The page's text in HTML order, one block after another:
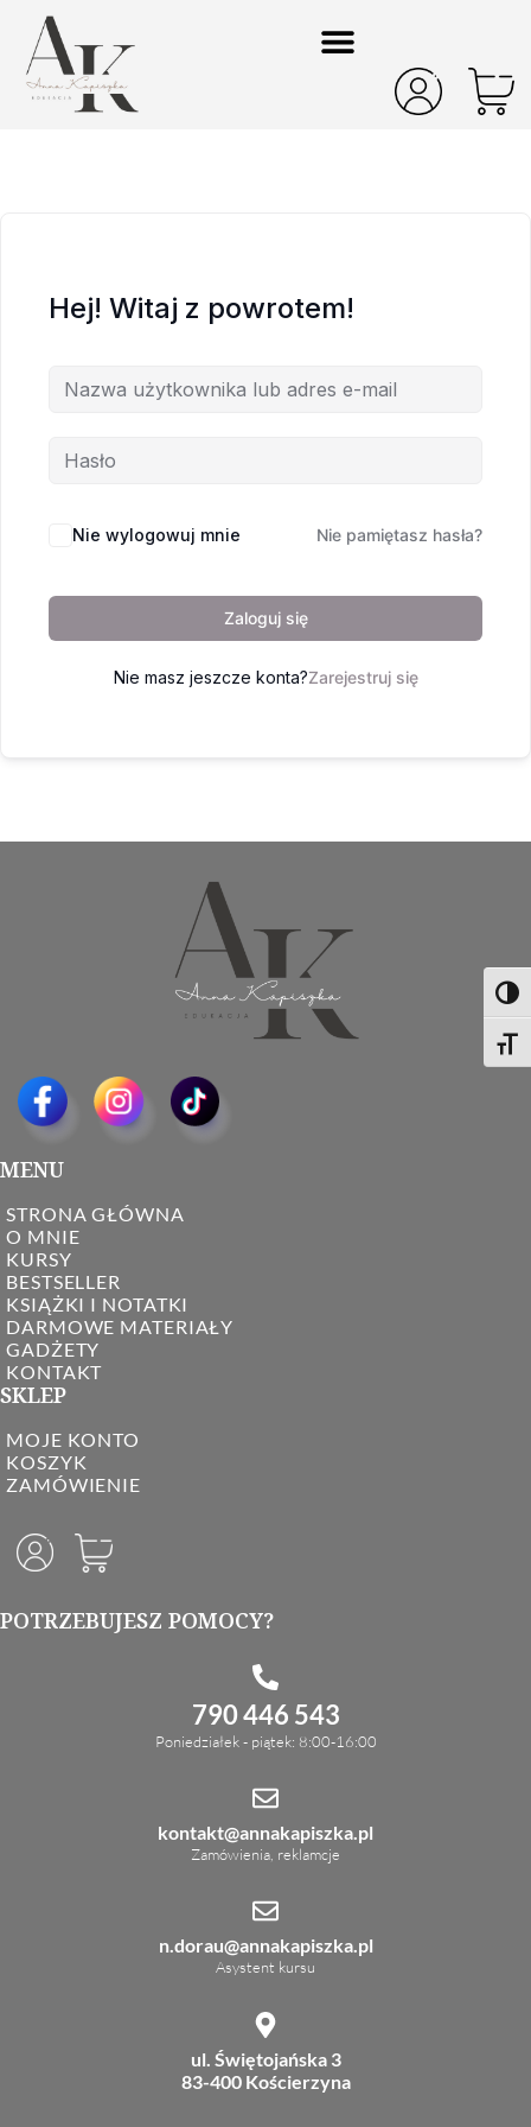
Hej! Witaj z powrotem!
Nie wylogowuj mnie Nie pamiętasz hasła?
Zaloguj się
Nie masz jeszcze konta?Zarejestruj się
MENU
STRONA GŁÓWNA
O MNIE
KURSY
BESTSELLER
KSIĄŻKI I NOTATKI
DARMOWE MATERIAŁY
GADŻETY
KONTAKT
SKLEP
MOJE KONTO
KOSZYK
ZAMÓWIENIE
POTRZEBUJESZ POMOCY?
790 446 543
Poniedziałek - piątek: 8:00-16:00
kontakt@annakapiszka.pl
Zamówienia, reklamcje
n.dorau@annakapiszka.pl
Asystent kursu
ul. Świętojańska 3
83-400 Kościerzyna